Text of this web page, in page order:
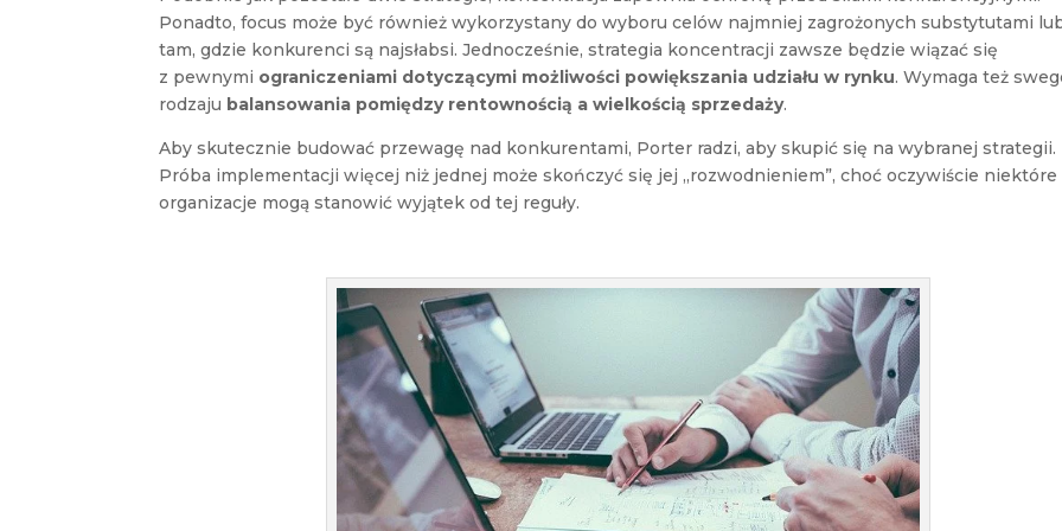
Ponadto, focus może być również wykorzystany do wyboru celów najmniej zagrożonych substytutami
tam, gdzie konkurenci są najsłabsi. Jednocześnie, strategia koncentracji zawsze będzie wiązać się
z pewnymi ograniczeniami dotyczącymi możliwości powiększania udziału w rynku. Wymaga też
rodzaju balansowania pomiędzy rentownością a wielkością sprzedaży.
Aby skutecznie budować przewagę nad konkurentami, Porter radzi, aby skupić się na wybranej strategii.
Próba implementacji więcej niż jednej może skończyć się jej „rozwodnieniem”, choć oczywiście niektóre
organizacje mogą stanowić wyjątek od tej reguły.